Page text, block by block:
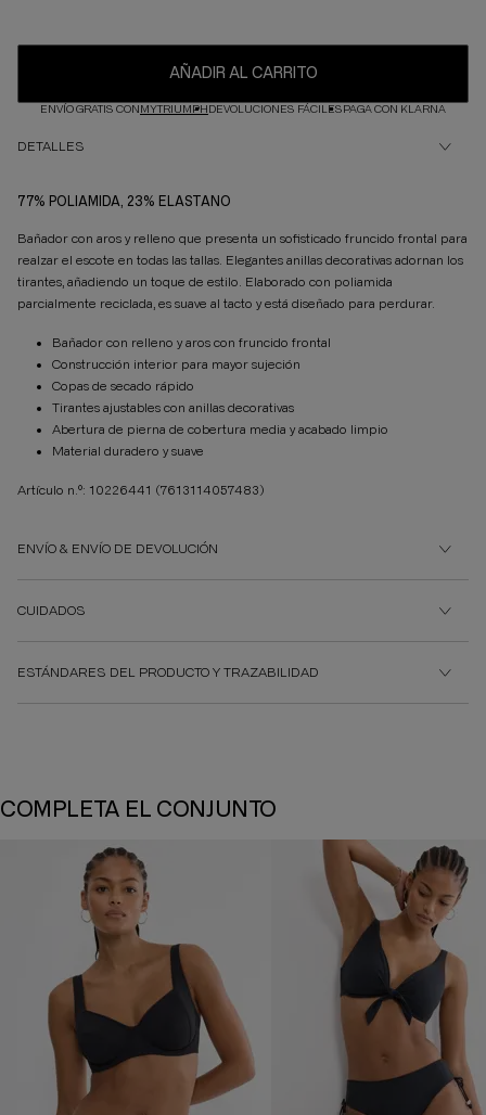
AÑADIR AL CARRITO
ENVÍO GRATIS CONMYTRIUMPHDEVOLUCIONES FÁCILESPAGA CON KLARNA
DETALLES
77% POLIAMIDA, 23% ELASTANO
Bañador con aros y relleno que presenta un sofisticado fruncido frontal para
realzar el escote en todas las tallas. Elegantes anillas decorativas adornan los
tirantes, añadiendo un toque de estilo. Elaborado con poliamida
parcialmente reciclada, es suave al tacto y está diseñado para perdurar.
Bañador con relleno y aros con fruncido frontal
Construcción interior para mayor sujeción
Copas de secado rápido
Tirantes ajustables con anillas decorativas
Abertura de pierna de cobertura media y acabado limpio
Material duradero y suave
Artículo n.º: 10226441 (7613114057483)
ENVÍO & ENVÍO DE DEVOLUCIÓN
CUIDADOS
ESTÁNDARES DEL PRODUCTO Y TRAZABILIDAD
COMPLETA EL CONJUNTO